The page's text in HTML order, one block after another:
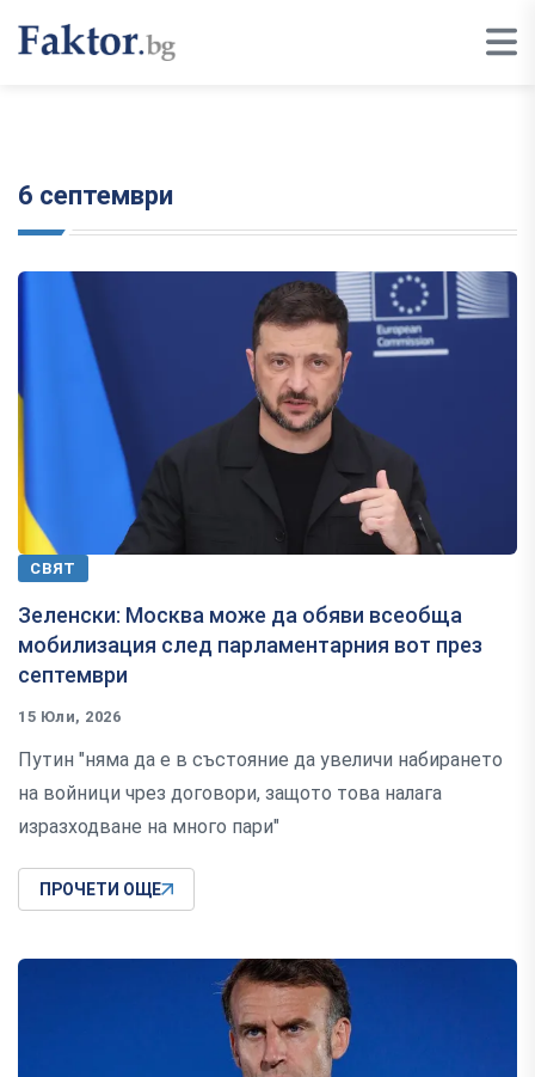
6 септември
СВЯТ
Зеленски: Москва може да обяви всеобща
мобилизация след парламентарния вот през
септември
15 Юли, 2026
Путин "няма да е в състояние да увеличи набирането
на войници чрез договори, защото това налага
изразходване на много пари"
ПРОЧЕТИ ОЩЕ